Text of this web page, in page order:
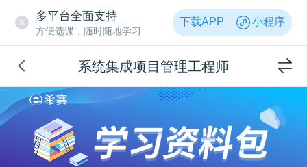
多平台全面支持
方便选课，随时随地学习
下载APP 小程序
系统集成项目管理工程师